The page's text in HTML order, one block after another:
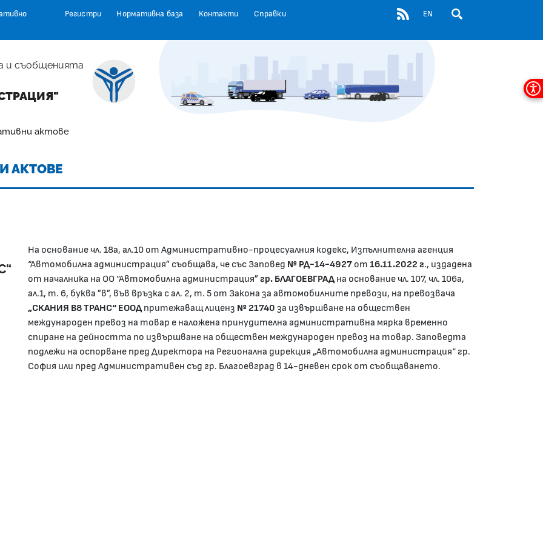
Регистри Нормативна база Контакти Справки RSS EN ОТВОРИ ПОЛЕ ЗА
и съобщенията
актове
АКТОВЕ
На основание чл. 18а, ал.10 от Административно-процесуалния кодекс, Изпълнителна агенция
“Автомобилна администрация” съобщава, че със Заповед № РД-14-4927 от 16.11.2022 г., издадена
от началника на ОО “Автомобилна администрация”гр. БЛАГОЕВГРАД на основание чл. 107, чл. 106а,
ал.1, т. 6, буква ”в”, във връзка с ал. 2, т. 5 от Закона за автомобилните превози, на превозвача
„СКАНИЯ В8 ТРАНС“ ЕООД притежаващ лиценз № 21740 за извършване на обществен
международен превоз на товар е наложена принудителна административна мярка временно
спиране на дейността по извършване на обществен международен превоз на товар. Заповедта
подлежи на оспорване пред Директора на Регионална дирекция „Автомобилна администрация“ гр.
София или пред Административен съд гр. Благоевград в 14-дневен срок от съобщаването.